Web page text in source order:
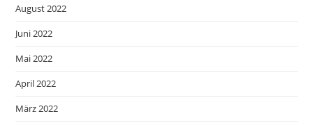
August 2022
Juni 2022
Mai 2022
April 2022
März 2022